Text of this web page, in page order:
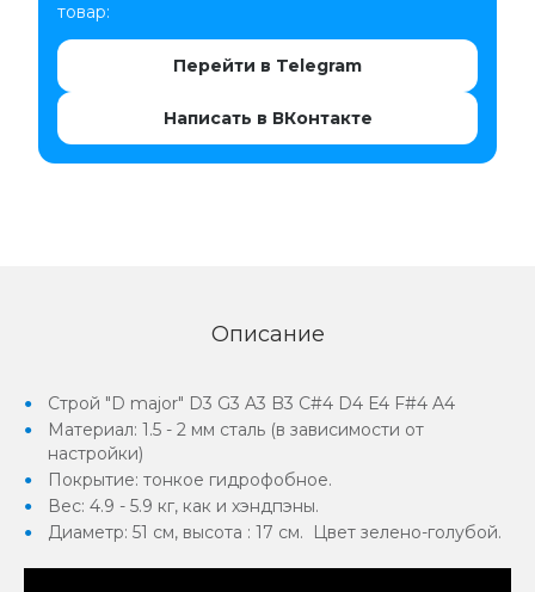
товар:
Перейти в Telegram
Написать в ВКонтакте
Описание
Строй "D major" D3 G3 A3 B3 C#4 D4 E4 F#4 A4
Материал: 1.5 - 2 мм сталь (в зависимости от
настройки)
Покрытие: тонкое гидрофобное.
Вес: 4.9 - 5.9 кг, как и хэндпэны.
Диаметр: 51 см, высота : 17 см. Цвет зелено-голубой.